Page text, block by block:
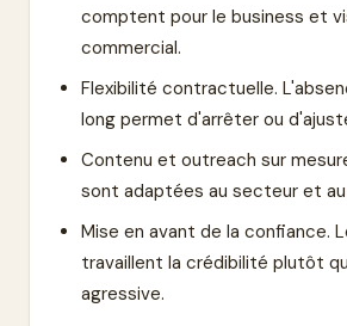
comptent pour le business et
commercial.
Flexibilité contractuelle.
long permet d'arrêter ou
Contenu et outreach sur
sont adaptées au secteur et
Mise en avant de la confiance.
travaillent la crédibilité plutôt
agressive.